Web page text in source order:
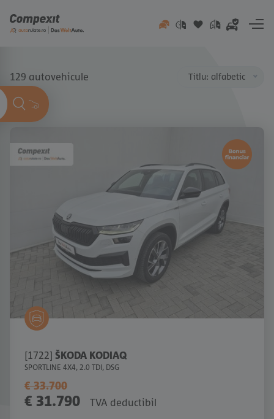
129 autovehicule Titlu: alfabetic
[1722] ŠKODA KODIAQ
SPORTLINE 4X4, 2.0 TDI, DSG
€ 33.700
€ 31.790 TVA deductibil